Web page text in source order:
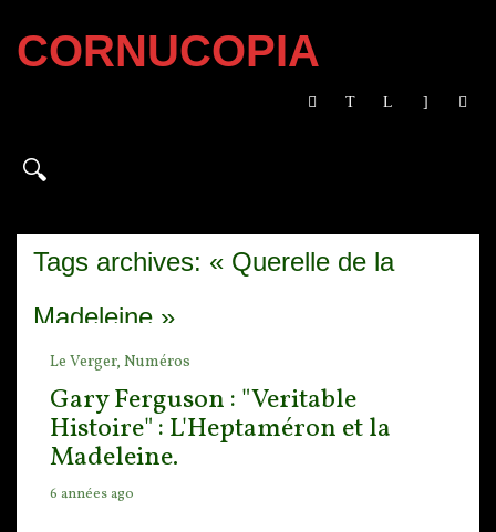
CORNUCOPIA
Tags archives: « Querelle de la
Madeleine »
Le Verger, Numéros
Gary Ferguson : "Veritable
Histoire" : L'Heptaméron et la
Madeleine.
6 années ago